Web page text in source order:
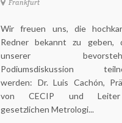
Frankfurt
Wir freuen uns, die
Redner bekannt zu geben,
unserer
Podiumsdiskussion
werden: Dr. Luis Cachón,
von CECIP und
gesetzlichen Metrologi...